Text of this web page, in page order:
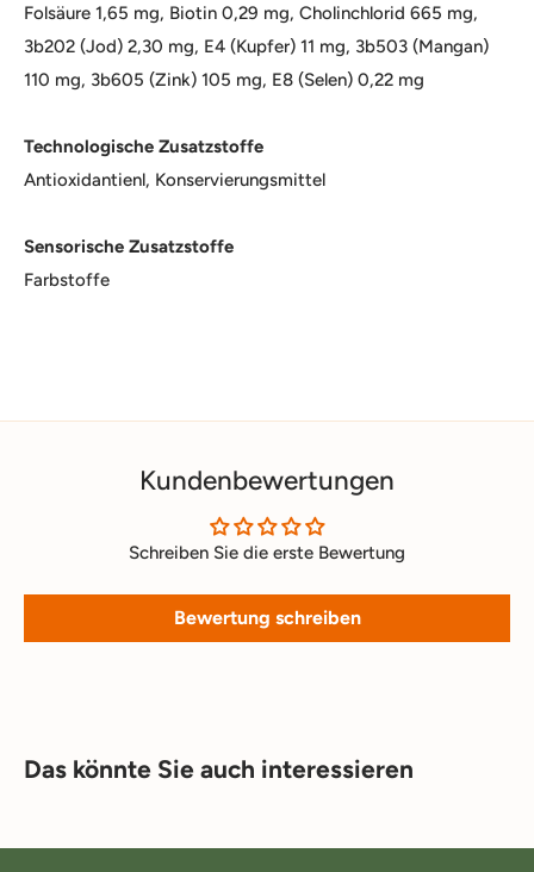
Folsäure 1,65 mg, Biotin 0,29 mg, Cholinchlorid 665 mg,
3b202 (Jod) 2,30 mg, E4 (Kupfer) 11 mg, 3b503 (Mangan)
110 mg, 3b605 (Zink) 105 mg, E8 (Selen) 0,22 mg
Technologische Zusatzstoffe
Antioxidantienl, Konservierungsmittel
Sensorische Zusatzstoffe
Farbstoffe
Kundenbewertungen
Schreiben Sie die erste Bewertung
Bewertung schreiben
Das könnte Sie auch interessieren